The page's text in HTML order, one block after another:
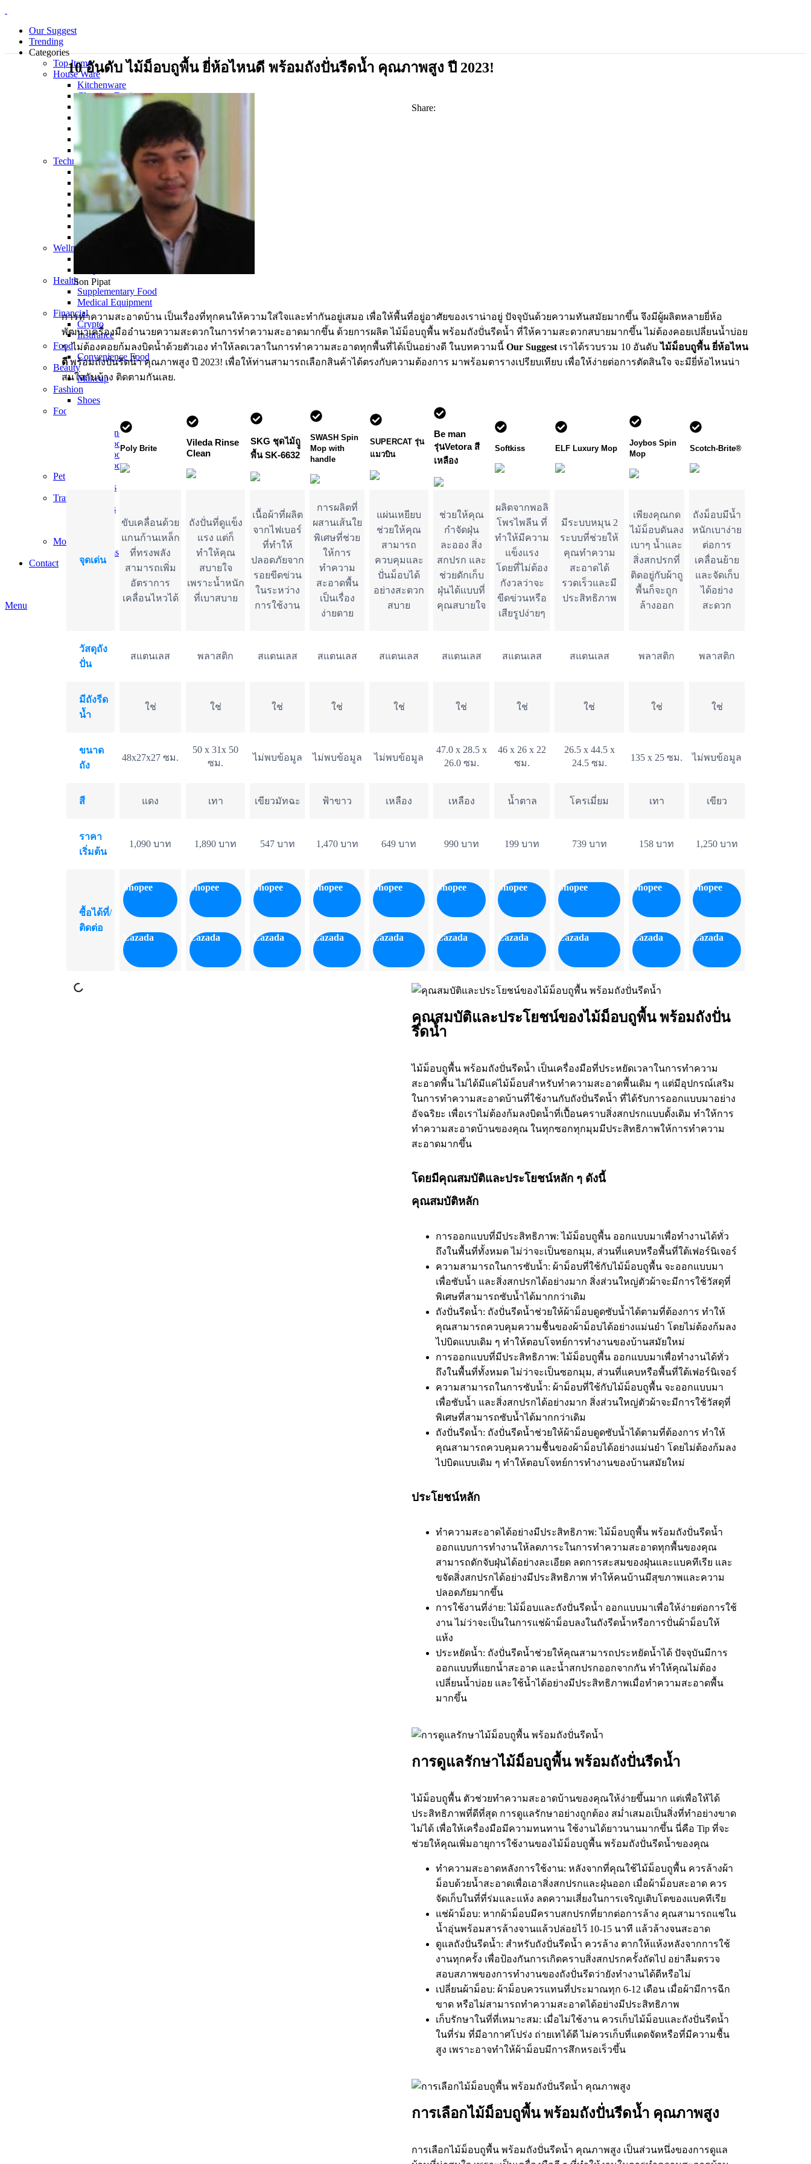
Our Suggest
Trending
Categories
Top Items
House Ware
Kitchenware
Cleaning Equipment
Electrical Appliance
Bedding Sets
Personal Care Products
Piecemeal
Technology
Gadget
Notebook
Mouse
Keyboard
Smart Home
Smart Phone
Office Supplies
Wellness and Aesthetics
Health
Supplementary Food
Medical Equipment
Financial
Crypto
Insurance
Food
Convenience Food
Beauty
Makeup
Fashion
Shoes
Food
Convenience Food
Dried Food
Frozen Food
Street Food
Pet
Feedstuffs
Travel
Hot Deals
Mom and Baby
baby-items
Contact
Menu
10 อันดับ ไม้ม็อบถูพื้น ยี่ห้อไหนดี พร้อมถังปั่นรีดน้ำ คุณภาพสูง ปี 2023!
Son Pipat
Share:
การทำความสะอาดบ้าน เป็นเรื่องที่ทุกคนให้ความใส่ใจและทำกันอยู่เสมอ เพื่อให้พื้นที่อยู่อาศัยของเราน่าอยู่ ปัจจุบันด้วยความทันสมัยมากขึ้น จึงมีผู้ผลิตหลายยี่ห้อ
พัฒนาเครื่องมืออำนวยความสะดวกในการทำความสะอาดมากขึ้น ด้วยการผลิต ไม้ม็อบถูพื้น พร้อมถังปั่นรีดน้ำ ที่ให้ความสะดวกสบายมากขึ้น ไม่ต้องคอยเปลี่ยนน้ำบ่อย
ๆ ไม่ต้องคอยก้มลงบิดน้ำด้วยตัวเอง ทำให้ลดเวลาในการทำความสะอาดทุกพื้นที่ได้เป็นอย่างดี ในบทความนี้ Our Suggest เราได้รวบรวม 10 อันดับไม้ม็อบถูพื้น ยี่ห้อไหน
ดีพร้อมถังปั่นรีดน้ำ คุณภาพสูง ปี 2023! เพื่อให้ท่านสามารถเลือกสินค้าได้ตรงกับความต้องการ มาพร้อมตารางเปรียบเทียบ เพื่อให้ง่ายต่อการตัดสินใจ จะมียี่ห้อไหนน่า
สนใจกันบ้าง ติดตามกันเลย.
Poly Brite
Vileda Rinse
Clean
SKG ชุดไม้ถูู
พื้น SK-6632
SWASH Spin
Mop with
handle
SUPERCAT รุ่น
แมวบิน
Be man
รุ่นVetora สี
เหลือง
Softkiss ELF Luxury Mop
Joybos Spin
Mop
Scotch-Brite®
จุดเด่น
ขับเคลื่อนด้วย
แกนก้านเหล็ก
ที่ทรงพลัง
สามารถเพิ่ม
อัตราการ
เคลื่อนไหวได้
ถังปั่นที่ดูแข็ง
แรง แต่ก็
ทำให้คุณ
สบายใจ
เพราะน้ำหนัก
ที่เบาสบาย
เนื้อผ้าที่ผลิต
จากไฟเบอร์
ที่ทำให้
ปลอดภัยจาก
รอยขีดข่วน
ในระหว่าง
การใช้งาน
การผลิตที่
ผสานเส้นใย
พิเศษที่ช่วย
ให้การ
ทำความ
สะอาดพื้น
เป็นเรื่อง
ง่ายดาย
แผ่นเหยียบ
ช่วยให้คุณ
สามารถ
ควบคุมและ
ปั่นม็อบได้
อย่างสะดวก
สบาย
ช่วยให้คุณ
กำจัดฝุ่น
ละออง สิ่ง
สกปรก และ
ช่วยดักเก็บ
ฝุ่นได้แบบที่
คุณสบายใจ
ผลิตจากพอลิ
โพรไพลีน ที่
ทำให้มีความ
แข็งแรง
โดยที่ไม่ต้อง
กังวลว่าจะ
ขีดข่วนหรือ
เสียรูปง่ายๆ
มีระบบหมุน 2
ระบบที่ช่วยให้
คุณทำความ
สะอาดได้
รวดเร็วและมี
ประสิทธิภาพ
เพียงคุณกด
ไม้ม็อบดันลง
เบาๆ น้ำและ
สิ่งสกปรกที่
ติดอยู่กับผ้าถู
พื้นก็จะถูก
ล้างออก
ถังม็อบมีน้ำ
หนักเบาง่าย
ต่อการ
เคลื่อนย้าย
และจัดเก็บ
ได้อย่าง
สะดวก
วัสดุถัง
ปั่น
สแตนเลส พลาสติก สแตนเลส สแตนเลส สแตนเลส สแตนเลส สแตนเลส สแตนเลส พลาสติก พลาสติก
มีถังรีด
น้ำ
ใช่ ใช่ ใช่ ใช่ ใช่ ใช่ ใช่ ใช่ ใช่ ใช่
ขนาด
ถัง
48x27x27 ซม.
50 x 31x 50
ซม.
ไม่พบข้อมูล ไม่พบข้อมูล ไม่พบข้อมูล
47.0 x 28.5 x
26.0 ซม.
46 x 26 x 22
ซม.
26.5 x 44.5 x
24.5 ซม.
135 x 25 ซม. ไม่พบข้อมูล
สี แดง เทา เขียวมัทฉะ ฟ้าขาว เหลือง เหลือง น้ำตาล โครเมี่ยม เทา เขียว
ราคา
เริ่มต้น
1,090 บาท 1,890 บาท 547 บาท 1,470 บาท 649 บาท 990 บาท 199 บาท 739 บาท 158 บาท 1,250 บาท
ซื้อได้ที่/
ติดต่อ
Shopee
Lazada
Shopee
Lazada
Shopee
Lazada
Shopee
Lazada
Shopee
Lazada
Shopee
Lazada
Shopee
Lazada
Shopee
Lazada
Shopee
Lazada
Shopee
Lazada
คุณสมบัติและประโยชน์ของไม้ม็อบถูพื้น พร้อมถังปั่น
รีดน้ำ
ไม้ม็อบถูพื้น พร้อมถังปั่นรีดน้ำ เป็นเครื่องมือที่ประหยัดเวลาในการทำความ
สะอาดพื้น ไม่ได้มีแค่ไม้ม็อบสำหรับทำความสะอาดพื้นเดิม ๆ แต่มีอุปกรณ์เสริม
ในการทำความสะอาดบ้านที่ใช้งานกับถังปั่นรีดน้ำ ที่ได้รับการออกแบบมาอย่าง
อัจฉริยะ เพื่อเราไม่ต้องก้มลงบิดน้ำที่เปื้อนคราบสิ่งสกปรกแบบดั้งเดิม ทำให้การ
ทำความสะอาดบ้านของคุณ ในทุกซอกทุกมุมมีประสิทธิภาพให้การทำความ
สะอาดมากขึ้น
โดยมีคุณสมบัติและประโยชน์หลัก ๆ ดังนี้
คุณสมบัติหลัก
การออกแบบที่มีประสิทธิภาพ: ไม้ม็อบถูพื้น ออกแบบมาเพื่อทำงานได้ทั่ว
ถึงในพื้นที่ทั้งหมด ไม่ว่าจะเป็นซอกมุม, ส่วนที่แคบหรือพื้นที่ใต้เฟอร์นิเจอร์
ความสามารถในการซับน้ำ: ผ้าม็อบที่ใช้กับไม้ม็อบถูพื้น จะออกแบบมา
เพื่อซับน้ำ และสิ่งสกปรกได้อย่างมาก สิ่งส่วนใหญ่ตัวผ้าจะมีการใช้วัสดุที่
พิเศษที่สามารถซับน้ำได้มากกว่าเดิม
ถังปั่นรีดน้ำ: ถังปั่นรีดน้ำช่วยให้ผ้าม็อบดูดซับน้ำได้ตามที่ต้องการ ทำให้
คุณสามารถควบคุมความชื้นของผ้าม็อบได้อย่างแม่นยำ โดยไม่ต้องก้มลง
ไปบิดแบบเดิม ๆ ทำให้ตอบโจทย์การทำงานของบ้านสมัยใหม่
การออกแบบที่มีประสิทธิภาพ: ไม้ม็อบถูพื้น ออกแบบมาเพื่อทำงานได้ทั่ว
ถึงในพื้นที่ทั้งหมด ไม่ว่าจะเป็นซอกมุม, ส่วนที่แคบหรือพื้นที่ใต้เฟอร์นิเจอร์
ความสามารถในการซับน้ำ: ผ้าม็อบที่ใช้กับไม้ม็อบถูพื้น จะออกแบบมา
เพื่อซับน้ำ และสิ่งสกปรกได้อย่างมาก สิ่งส่วนใหญ่ตัวผ้าจะมีการใช้วัสดุที่
พิเศษที่สามารถซับน้ำได้มากกว่าเดิม
ถังปั่นรีดน้ำ: ถังปั่นรีดน้ำช่วยให้ผ้าม็อบดูดซับน้ำได้ตามที่ต้องการ ทำให้
คุณสามารถควบคุมความชื้นของผ้าม็อบได้อย่างแม่นยำ โดยไม่ต้องก้มลง
ไปบิดแบบเดิม ๆ ทำให้ตอบโจทย์การทำงานของบ้านสมัยใหม่
ประโยชน์หลัก
ทำความสะอาดได้อย่างมีประสิทธิภาพ: ไม้ม็อบถูพื้น พร้อมถังปั่นรีดน้ำ
ออกแบบการทำงานให้ลดภาระในการทำความสะอาดทุกพื้นของคุณ
สามารถดักจับฝุ่นได้อย่างละเอียด ลดการสะสมของฝุ่นและแบคทีเรีย และ
ขจัดสิ่งสกปรกได้อย่างมีประสิทธิภาพ ทำให้คนบ้านมีสุขภาพและความ
ปลอดภัยมากขึ้น
การใช้งานที่ง่าย: ไม้ม็อบและถังปั่นรีดน้ำ ออกแบบมาเพื่อให้ง่ายต่อการใช้
งาน ไม่ว่าจะเป็นในการแช่ผ้าม็อบลงในถังรีดน้ำหรือการปั่นผ้าม็อบให้
แห้ง
ประหยัดน้ำ: ถังปั่นรีดน้ำช่วยให้คุณสามารถประหยัดน้ำได้ ปัจจุบันมีการ
ออกแบบที่แยกน้ำสะอาด และน้ำสกปรกออกจากกัน ทำให้คุณไม่ต้อง
เปลี่ยนน้ำบ่อย และใช้น้ำได้อย่างมีประสิทธิภาพเมื่อทำความสะอาดพื้น
มากขึ้น
การดูแลรักษาไม้ม็อบถูพื้น พร้อมถังปั่นรีดน้ำ
ไม้ม็อบถูพื้น ตัวช่วยทำความสะอาดบ้านของคุณให้ง่ายขึ้นมาก แต่เพื่อให้ได้
ประสิทธิภาพที่ดีที่สุด การดูแลรักษาอย่างถูกต้อง สม่ำเสมอเป็นสิ่งที่ทำอย่างขาด
ไม่ได้ เพื่อให้เครื่องมือมีความทนทาน ใช้งานได้ยาวนานมากขึ้น นี่คือ Tip ที่จะ
ช่วยให้คุณเพิ่มอายุการใช้งานของไม้ม็อบถูพื้น พร้อมถังปั่นรีดน้ำของคุณ
ทำความสะอาดหลังการใช้งาน: หลังจากที่คุณใช้ไม้ม็อบถูพื้น ควรล้างผ้า
ม็อบด้วยน้ำสะอาดเพื่อเอาสิ่งสกปรกและฝุ่นออก เมื่อผ้าม็อบสะอาด ควร
จัดเก็บในที่ที่ร่มและแห้ง ลดความเสี่ยงในการเจริญเติบโตของแบคทีเรีย
แช่ผ้าม็อบ: หากผ้าม็อบมีคราบสกปรกที่ยากต่อการล้าง คุณสามารถแช่ใน
น้ำอุ่นพร้อมสารล้างจานแล้วปล่อยไว้ 10-15 นาที แล้วล้างจนสะอาด
ดูแลถังปั่นรีดน้ำ: สำหรับถังปั่นรีดน้ำ ควรล้าง ตากให้แห้งหลังจากการใช้
งานทุกครั้ง เพื่อป้องกันการเกิดคราบสิ่งสกปรกครั้งถัดไป อย่าลืมตรวจ
สอบสภาพของการทำงานของถังปั่นรีดว่ายังทำงานได้ดีหรือไม่
เปลี่ยนผ้าม็อบ: ผ้าม็อบควรแทนที่ประมาณทุก 6-12 เดือน เมื่อผ้ามีการฉีก
ขาด หรือไม่สามารถทำความสะอาดได้อย่างมีประสิทธิภาพ
เก็บรักษาในที่ที่เหมาะสม: เมื่อไม่ใช้งาน ควรเก็บไม้ม็อบและถังปั่นรีดน้ำ
ในที่ร่ม ที่มีอากาศโปร่ง ถ่ายเทได้ดี ไม่ควรเก็บที่แดดจัดหรือที่มีความชื้น
สูง เพราะอาจทำให้ผ้าม็อบมีการสึกหรอเร็วขึ้น
การเลือกไม้ม็อบถูพื้น พร้อมถังปั่นรีดน้ำ คุณภาพสูง
การเลือกไม้ม็อบถูพื้น พร้อมถังปั่นรีดน้ำ คุณภาพสูง เป็นส่วนหนึ่งของการดูแล